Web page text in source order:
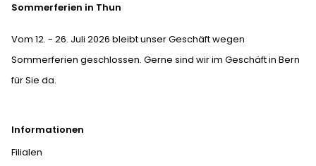
Informationen
Filialen
Sommerferien in Thun
Vom 12. - 26. Juli 2026 bleibt unser Geschäft wegen
Sommerferien geschlossen. Gerne sind wir im Geschäft in Bern
für Sie da.